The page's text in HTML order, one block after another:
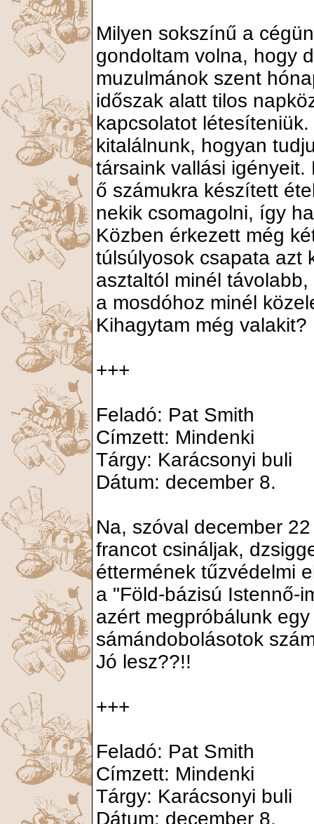
Milyen sokszínű a
gondoltam volna, hogy
muzulmánok szent
időszak alatt tilos
kapcsolatot
kitalálnunk, hogyan
társaink vallási
ő számukra készített
nekik csomagolni, így
Közben érkezett még
túlsúlyosok csapata azt
asztaltól minél
a mosdóhoz minél
Kihagytam még valakit?
+++
Feladó: Pat Smith
Címzett: Mindenki
Tárgy: Karácsonyi buli
Dátum: december 8.
Na, szóval december
francot csináljak,
éttermének tűzvédelmi
a "Föld-bázisú Istennő-
azért megpróbálunk
sámándobolásotok
Jó lesz??!!
+++
Feladó: Pat Smith
Címzett: Mindenki
Tárgy: Karácsonyi buli
Dátum: december 8.